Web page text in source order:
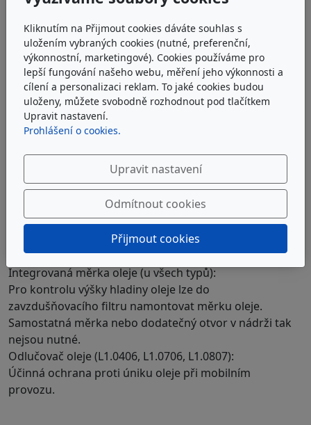
Možnosti objednávky / volitelná doplňková
provedení
Integrovaná měrka oleje (u všech typů):
Pro kontrolu výšky hladiny oleje lze do
zavzdušňovacího filtru namontovat měrku oleje.
Samostatná měrka nebo dodatečný otvor v nádrži tak
nejsou nutné.
Odlučovač oleje (L1.0406, L1.0706, L1.0807):
Účinná ochrana proti úniku oleje při mobilním
provozu.
Kliknutím na Přijmout cookies dáváte souhlas s
uložením vybraných cookies (nutné, preferenční,
výkonnostní, marketingové). Cookies používáme pro
lepší fungování našeho webu, měření jeho výkonnosti a
cílení a personalizaci reklam. To jaké cookies budou
uloženy, můžete svobodně rozhodnout pod tlačítkem
Upravit nastavení.
Prohlášení o cookies.
Upravit nastavení
Odmítnout cookies
Přijmout cookies